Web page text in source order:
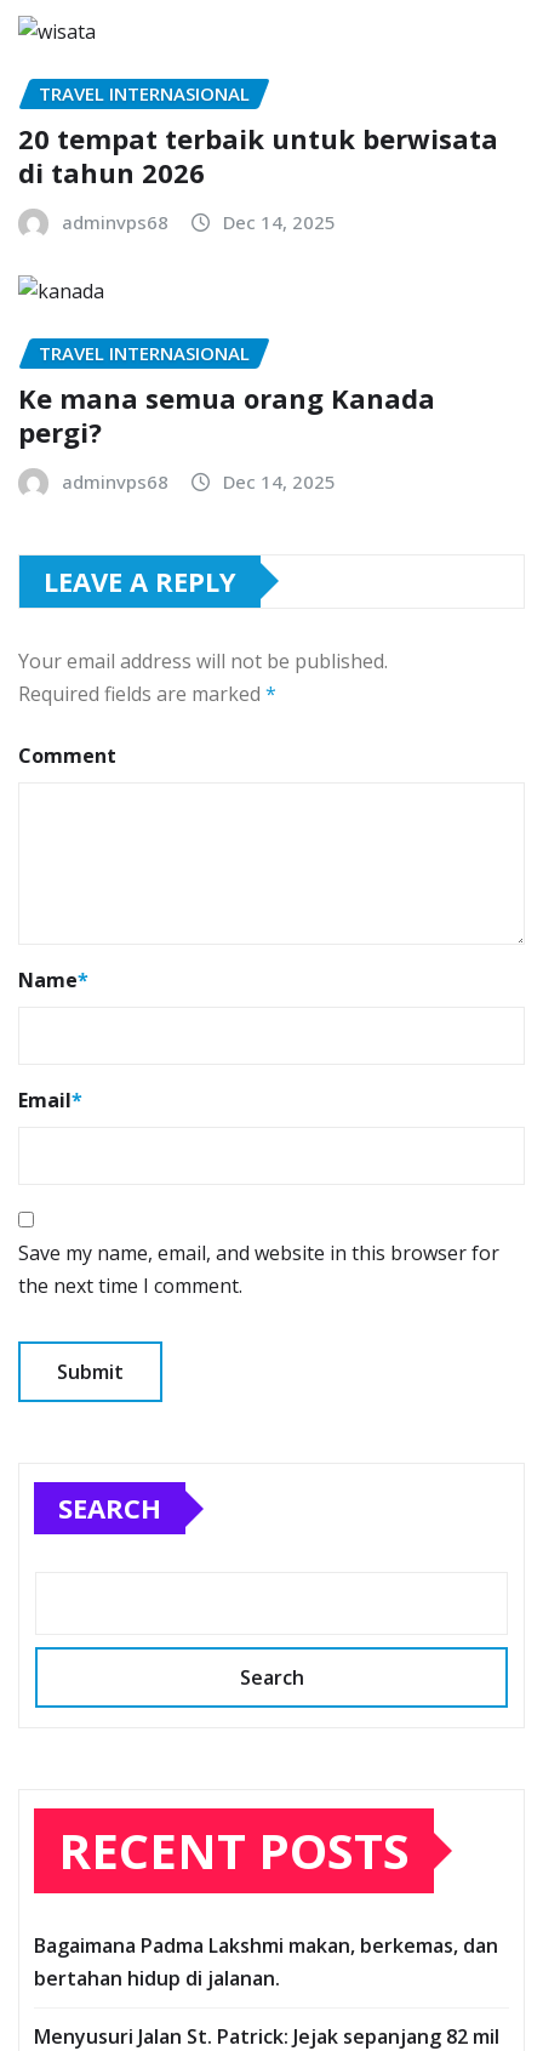
TRAVEL INTERNASIONAL
20 tempat terbaik untuk berwisata
di tahun 2026
adminvps68 Dec 14, 2025
TRAVEL INTERNASIONAL
Ke mana semua orang Kanada
pergi?
adminvps68 Dec 14, 2025
LEAVE A REPLY
Your email address will not be published.
Required fields are marked *
Comment
Name*
Email*
Save my name, email, and website in this browser for
the next time I comment.
SEARCH
Search
RECENT POSTS
Bagaimana Padma Lakshmi makan, berkemas, dan
bertahan hidup di jalanan.
Menyusuri Jalan St. Patrick: Jejak sepanjang 82 mil